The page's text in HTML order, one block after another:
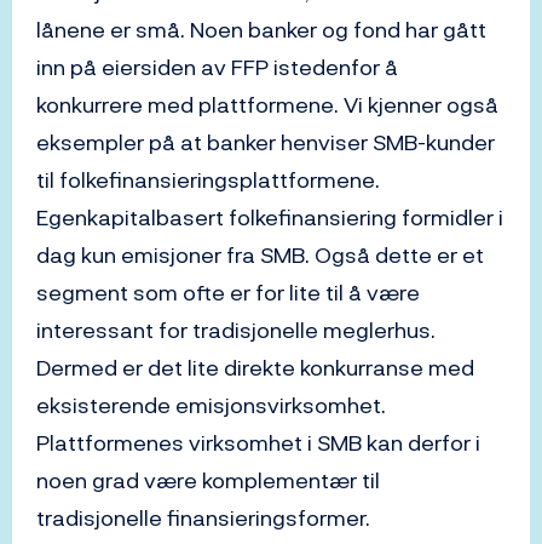
lånene er små. Noen banker og fond har gått
inn på eiersiden av FFP istedenfor å
konkurrere med plattformene. Vi kjenner også
eksempler på at banker henviser SMB-kunder
til folkefinansieringsplattformene.
Egenkapitalbasert folkefinansiering formidler i
dag kun emisjoner fra SMB. Også dette er et
segment som ofte er for lite til å være
interessant for tradisjonelle meglerhus.
Dermed er det lite direkte konkurranse med
eksisterende emisjonsvirksomhet.
Plattformenes virksomhet i SMB kan derfor i
noen grad være komplementær til
tradisjonelle finansieringsformer.